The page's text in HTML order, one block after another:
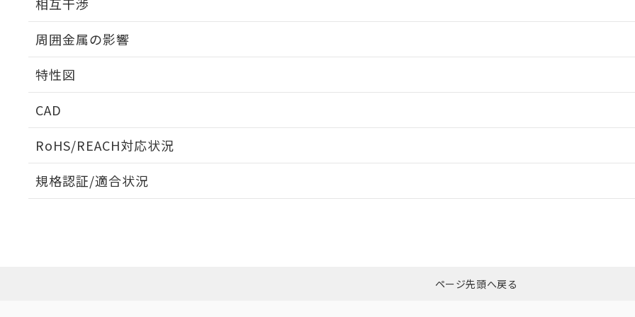
A: 135mm以上、B: 110mm以上
周囲金属の影響
特性図
CAD
RoHS/REACH対応状況
EU RoHS 注意事項・凡例
ダウンロードはこちら
規格認証/適合状況
ページ先頭へ戻る